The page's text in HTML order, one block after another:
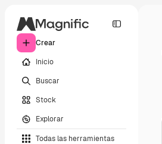
Crear
Inicio
Buscar
Stock
Explorar
Todas las herramientas